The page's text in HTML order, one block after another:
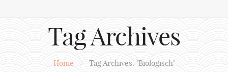
Tag Archives
Home / Tag Archives: "Biologisch"